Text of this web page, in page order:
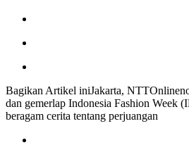
Bagikan Artikel iniJakarta,
dan gemerlap Indonesia Fashion Week
beragam cerita tentang perjuangan